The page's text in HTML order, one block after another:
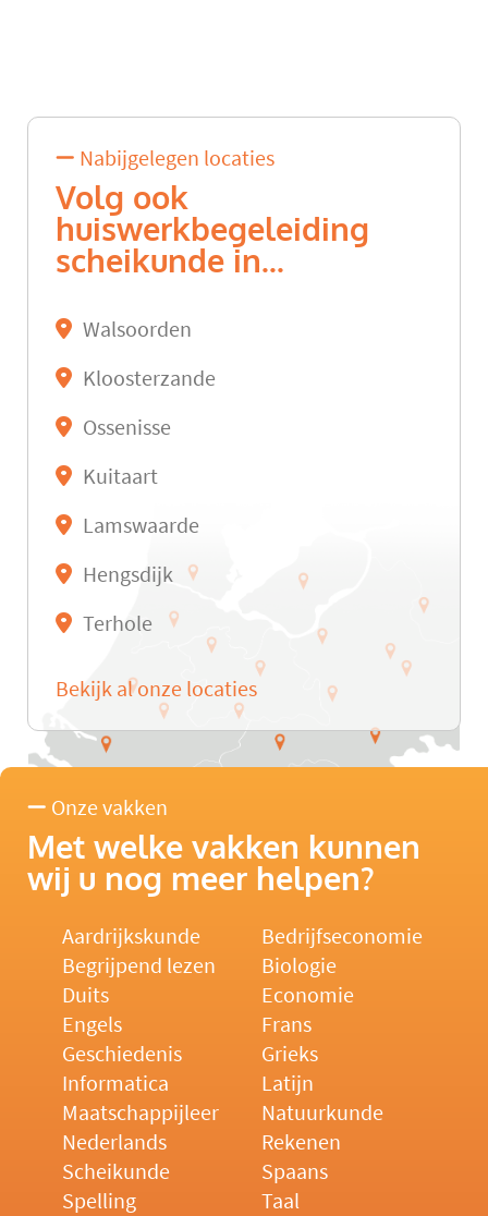
Nabijgelegen locaties
Volg ook
huiswerkbegeleiding
scheikunde in...
Walsoorden
Kloosterzande
Ossenisse
Kuitaart
Lamswaarde
Hengsdijk
Terhole
Bekijk al onze locaties
Onze vakken
Met welke vakken kunnen
wij u nog meer helpen?
Aardrijkskunde
Bedrijfseconomie
Begrijpend lezen
Biologie
Duits
Economie
Engels
Frans
Geschiedenis
Grieks
Informatica
Latijn
Maatschappijleer
Natuurkunde
Nederlands
Rekenen
Scheikunde
Spaans
Spelling
Taal